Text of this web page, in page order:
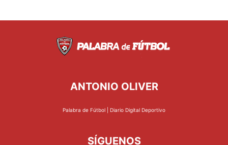
ANTONIO OLIVER
Palabra de Fútbol | Diario Digital Deportivo
SÍGUENOS